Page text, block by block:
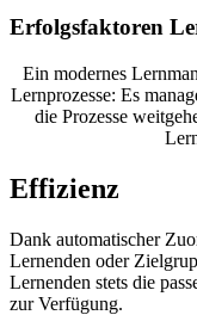
Erfolgsfaktoren
Ein modernes
Lernprozesse: Es
die Prozesse
Effizienz
Dank automatischer
Lernenden oder
Lernenden stets die
zur Verfügung.